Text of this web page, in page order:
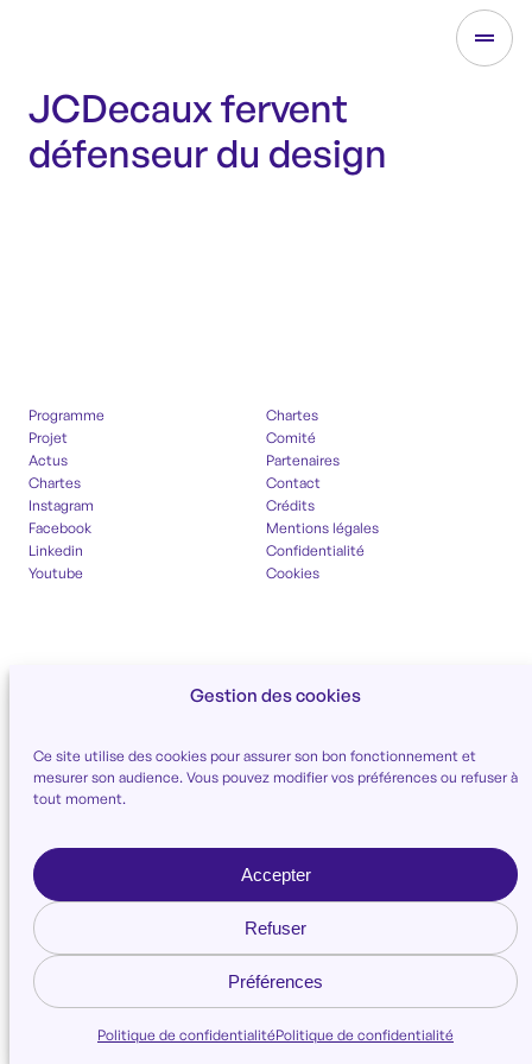
Gestion des cookies
Ce site utilise des cookies pour assurer son bon fonctionnement et
mesurer son audience. Vous pouvez modifier vos préférences ou refuser à
tout moment.
Accepter
Refuser
Préférences
Politique de confidentialitéPolitique de confidentialité
JCDecaux fervent
défenseur du design
Programme
Projet
Actus
Chartes
Chartes
Comité
Partenaires
Contact
Instagram
Facebook
Linkedin
Youtube
Crédits
Mentions légales
Confidentialité
Cookies